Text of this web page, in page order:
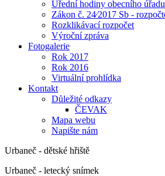
Úřední hodiny obecního úřadu
Zákon č. 24⁄2017 Sb -
Rozklikávací rozpočet
Výroční zpráva
Fotogalerie
Rok 2017
Rok 2016
Virtuální prohlídka
Kontakt
Důležité odkazy
ČEVAK
Mapa webu
Napište nám
Urbaneč - dětské hřiště
Urbaneč - letecký snímek